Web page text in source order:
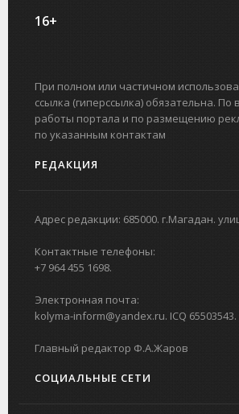
16+
При полном или частичном
ссылка (гиперссылка) обязательна. По
работы портала и по размещению
по указанным контактам
РЕДАКЦИЯ
Адрес редакции: 685000. г.Магадан.
Контактные телефоны:
+7 964 455 1698.
Электронная почта:
kolyma-inform@yandex.ru. ICQ 65503543.
Главный редактор Ф.А.Жаров
СОЦИАЛЬНЫЕ СЕТИ